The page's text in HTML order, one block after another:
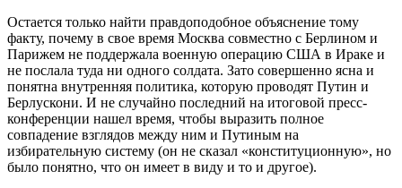
Остается только найти правдоподобное объяснение тому
факту, почему в свое время Москва совместно с Берлином и
Парижем не поддержала военную операцию США в Ираке и
не послала туда ни одного солдата. Зато совершенно ясна и
понятна внутренняя политика, которую проводят Путин и
Берлускони. И не случайно последний на итоговой пресс-
конференции нашел время, чтобы выразить полное
совпадение взглядов между ним и Путиным на
избирательную систему (он не сказал «конституционную», но
было понятно, что он имеет в виду и то и другое).